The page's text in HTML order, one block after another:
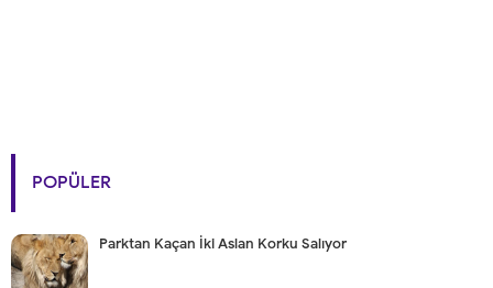
POPÜLER
Parktan Kaçan İki Aslan Korku Salıyor